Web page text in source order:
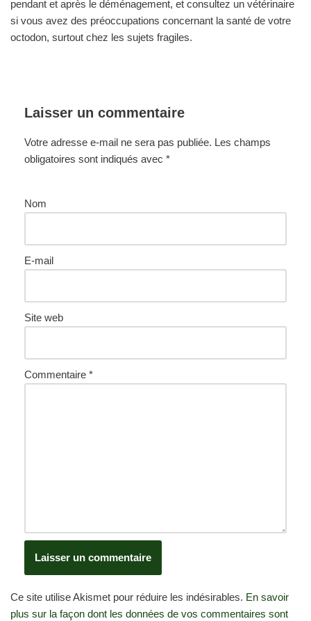
pendant et après le déménagement, et consultez un vétérinaire
si vous avez des préoccupations concernant la santé de votre
octodon, surtout chez les sujets fragiles.
Laisser un commentaire
Votre adresse e-mail ne sera pas publiée. Les champs
obligatoires sont indiqués avec *
Nom
E-mail
Site web
Commentaire *
Ce site utilise Akismet pour réduire les indésirables. En savoir
plus sur la façon dont les données de vos commentaires sont